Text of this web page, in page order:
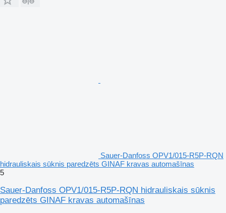
Sauer-Danfoss OPV1/015-R5P-RQN
hidrauliskais sūknis paredzēts GINAF kravas automašīnas
5
Sauer-Danfoss OPV1/015-R5P-RQN hidrauliskais sūknis
paredzēts GINAF kravas automašīnas